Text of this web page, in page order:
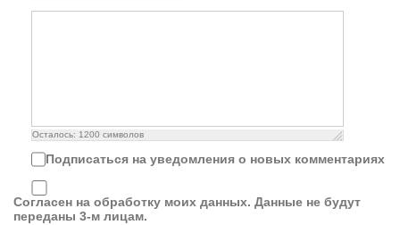
Осталось: 1200 символов
Подписаться на уведомления о новых комментариях
Согласен на обработку моих данных. Данные не будут
переданы 3-м лицам.